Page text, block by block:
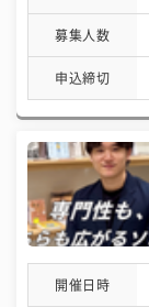
募集人数
申込締切
開催日時